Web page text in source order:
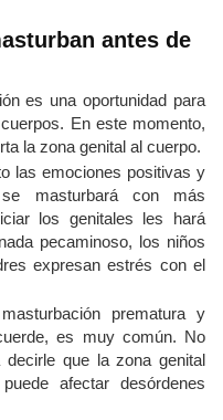
antes de
es una oportunidad para
En este momento,
la zona genital al cuerpo.
las emociones positivas y
masturbará con más
los genitales les hará
pecaminoso, los niños
expresan estrés con el
prematura y
es muy común. No
que la zona genital
afectar desórdenes